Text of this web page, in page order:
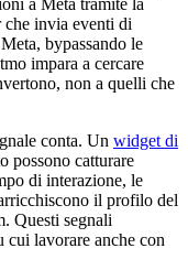
che invia eventi di
bypassando le
impara a cercare
non a quelli che
conta. Un widget di
possono catturare
di interazione, le
il profilo del
Questi segnali
cui lavorare anche con